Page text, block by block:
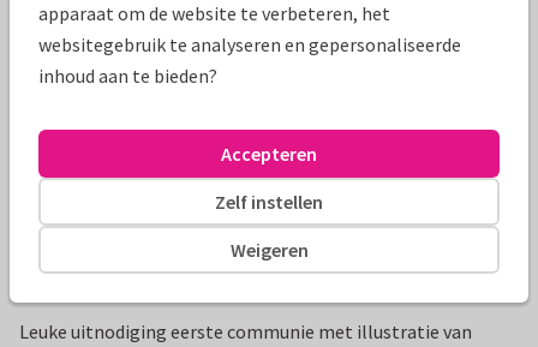
Leuke uitnodiging eerste communie met illustratie van
apparaat om de website te verbeteren, het
websitegebruik te analyseren en gepersonaliseerde
inhoud aan te bieden?
Weigeren
Zelf instellen
Accepteren